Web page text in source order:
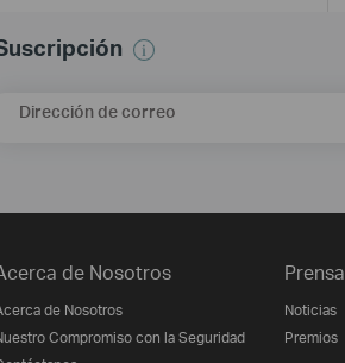
Dirección de correo
de Nosotros
de Nosotros
Compromiso con la Seguridad
Prensa
Noticias
Premios